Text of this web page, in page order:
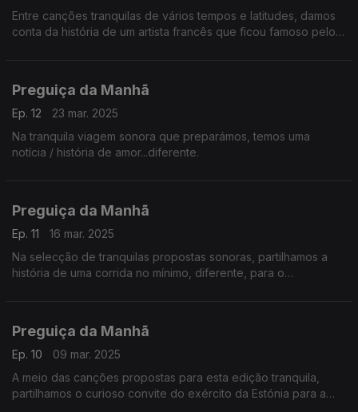
Entre canções tranquilas de vários tempos e latitudes, damos
conta da história de um artista francês que ficou famoso pelos
Preguiça da Manhã
Ep. 12
23 mar. 2025
Na tranquila viagem sonora que preparámos, temos uma
notícia / história de amor...diferente.
Preguiça da Manhã
Ep. 11
16 mar. 2025
Na selecção de tranquilas propostas sonoras, partilhamos a
história de uma corrida no mínimo, diferente, para o
Preguiça da Manhã
Ep. 10
09 mar. 2025
A meio das canções propostas para esta edição tranquila,
partilhamos o curioso convite do exército da Estónia para a